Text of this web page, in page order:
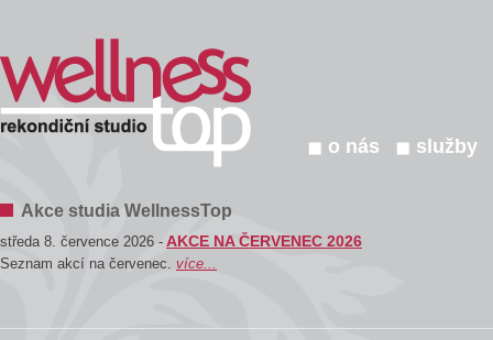
o nás služby
Akce studia WellnessTop
středa 8. července 2026 - AKCE NA ČERVENEC 2026
Seznam akcí na červenec. více...